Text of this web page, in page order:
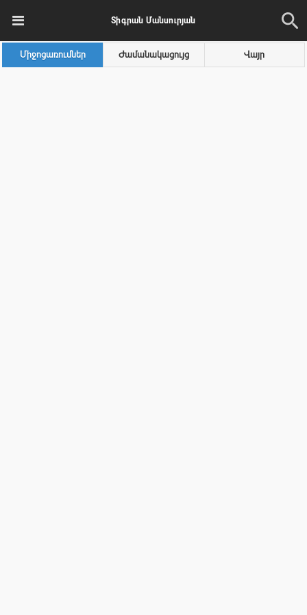
Տիգրան Մանսուրյան
Միջոցառումներ Ժամանակացույց Վայր